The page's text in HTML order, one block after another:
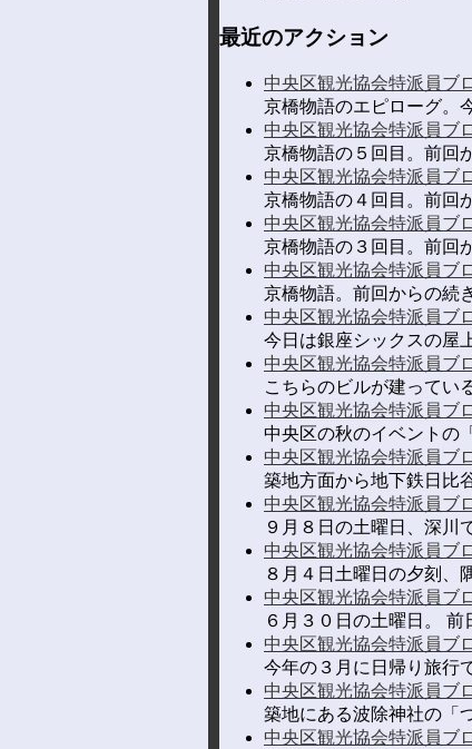
最近のアクション
中央区観光協会特派員ブ
京橋物語のエピローグ
中央区観光協会特派員ブ
京橋物語の５回目。
中央区観光協会特派員ブ
京橋物語の４回目。前
中央区観光協会特派員ブ
京橋物語の３回目。前
中央区観光協会特派員ブ
京橋物語。前回からの
中央区観光協会特派員ブ
今日は銀座シックスの
中央区観光協会特派員ブ
こちらのビルが建ってい
中央区観光協会特派員ブ
中央区の秋のイベントの
中央区観光協会特派員ブ
築地方面から地下鉄日比
中央区観光協会特派員ブ
９月８日の土曜日、深川
中央区観光協会特派員ブ
８月４日土曜日の夕刻、
中央区観光協会特派員ブ
６月３０日の土曜日。
中央区観光協会特派員ブ
今年の３月に日帰り旅行
中央区観光協会特派員ブ
築地にある波除神社の「
中央区観光協会特派員ブ